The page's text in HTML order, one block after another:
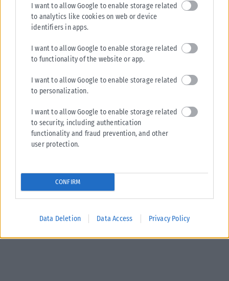
I want to allow Google to enable storage related
to analytics like cookies on web or device
identifiers in apps.
I want to allow Google to enable storage related
to functionality of the website or app.
I want to allow Google to enable storage related
to personalization.
I want to allow Google to enable storage related
to security, including authentication
functionality and fraud prevention, and other
user protection.
CONFIRM
Data Deletion Data Access Privacy Policy